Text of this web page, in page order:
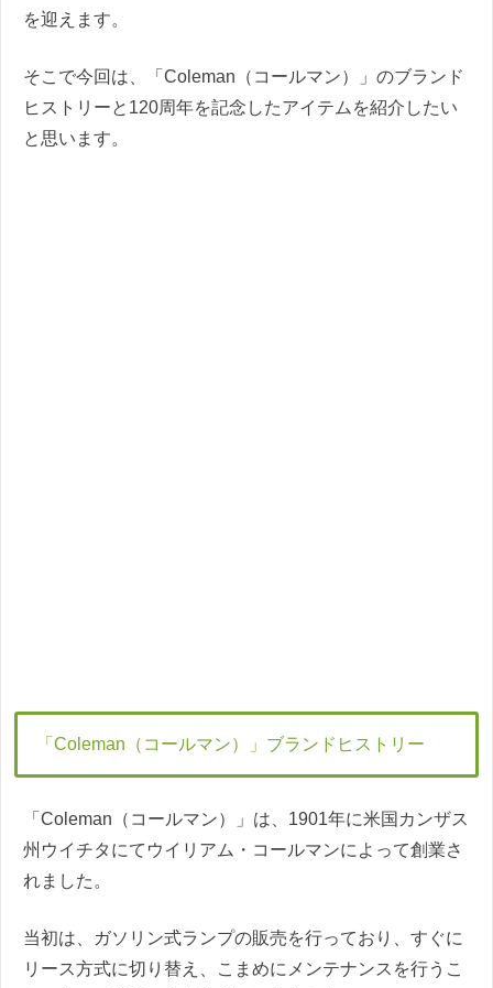
を迎えます。
そこで今回は、「Coleman（コールマン）」のブランド
ヒストリーと120周年を記念したアイテムを紹介したい
と思います。
「Coleman（コールマン）」ブランドヒストリー
「Coleman（コールマン）」は、1901年に米国カンザス
州ウイチタにてウイリアム・コールマンによって創業さ
れました。
当初は、ガソリン式ランプの販売を行っており、すぐに
リース方式に切り替え、こまめにメンテナンスを行うこ